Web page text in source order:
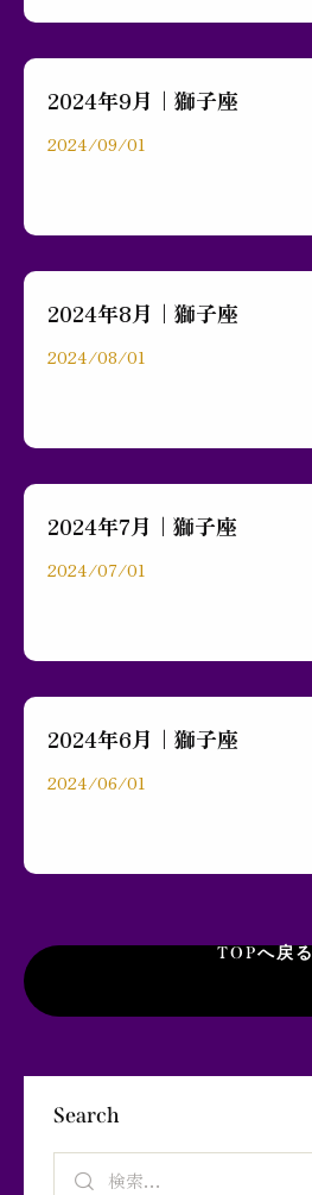
2024年9月｜獅子座
2024/09/01
2024年8月｜獅子座
2024/08/01
2024年7月｜獅子座
2024/07/01
2024年6月｜獅子座
2024/06/01
TOPへ戻る
Search